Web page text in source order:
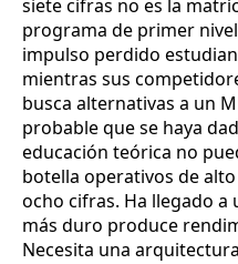
siete cifras no es la
programa de primer
impulso perdido
mientras sus
busca alternativas a un
probable que se haya
educación teórica no
botella operativos de
ocho cifras. Ha llegado
más duro produce
Necesita una